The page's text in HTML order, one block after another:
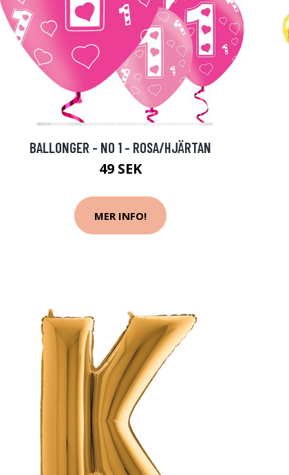
BALLONGER - NO 1 - ROSA/HJÄRTAN
49 SEK
MER INFO!